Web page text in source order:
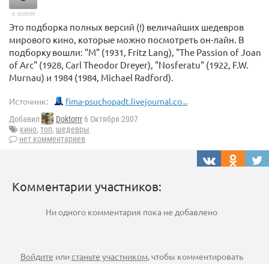
в архиве
Это подборка полных версий (!) величайших шедевров
мирового кино, которые можно посмотреть он-лайн. В
подборку вошли: "М" (1931, Fritz Lang), "The Passion of Joan
of Arc" (1928, Carl Theodor Dreyer), "Nosferatu" (1922, F.W.
Murnau) и 1984 (1984, Michael Radford).
Источник: fima-psuchopadt.livejournal.co...
Добавил Doktorrr 6 Октября 2007
кино, топ, шедевры
нет комментариев
Комментарии участников:
Ни одного комментария пока не добавлено
Войдите илистаньте участником, чтобы комментировать